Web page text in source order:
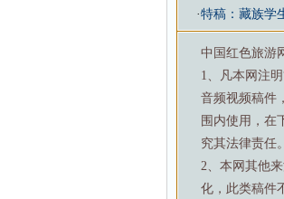
·特稿：藏族学
中国红色旅游
1、凡本网注
音频视频稿件
围内使用，在
究其法律责任。
2、本网其他
化，此类稿件